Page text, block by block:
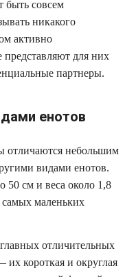
быть совсем
никакого
активно
представляют для них
партнеры.
енотов
отличаются небольшим
видами енотов.
50 см и веса около 1,8
самых маленьких
отличительных
их короткая и округлая